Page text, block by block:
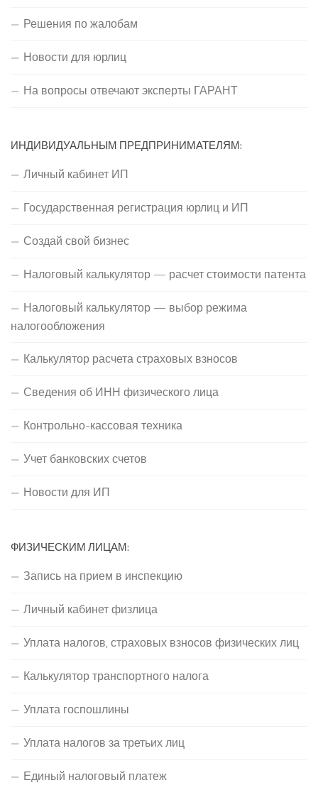
Решения по жалобам
Новости для юрлиц
На вопросы отвечают эксперты ГАРАНТ
ИНДИВИДУАЛЬНЫМ ПРЕДПРИНИМАТЕЛЯМ:
Личный кабинет ИП
Государственная регистрация юрлиц и ИП
Создай свой бизнес
Налоговый калькулятор — расчет стоимости патента
Налоговый калькулятор — выбор режима
налогообложения
Калькулятор расчета страховых взносов
Сведения об ИНН физического лица
Контрольно-кассовая техника
Учет банковских счетов
Новости для ИП
ФИЗИЧЕСКИМ ЛИЦАМ:
Запись на прием в инспекцию
Личный кабинет физлица
Уплата налогов, страховых взносов физических лиц
Калькулятор транспортного налога
Уплата госпошлины
Уплата налогов за третьих лиц
Единый налоговый платеж